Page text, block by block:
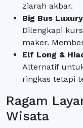
ziarah akbar.
Big Bus
Dilengkapi
maker.
Elf Long &
Alternatif
ringkas tetapi
Ragam
Wisata